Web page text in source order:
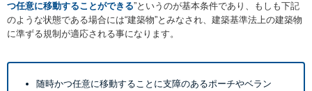
つ任意に移動することができる”というのが基本条件であり、もしも下記
のような状態である場合には“建築物”とみなされ、建築基準法上の建築物
に準ずる規制が適応される事になります。
随時かつ任意に移動することに支障のあるポーチやベラン